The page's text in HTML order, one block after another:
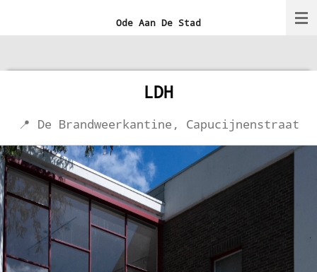
direct
de
Ode Aan De Stad
LDH
📍 De Brandweerkantine, Capucijnenstraat